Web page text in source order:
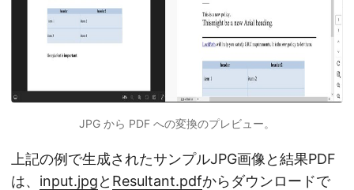
JPG から PDF への変換のプレビュー。
上記の例で生成されたサンプルJPG画像と結果PDF
は、 input.jpgと Resultant.pdfからダウンロードで